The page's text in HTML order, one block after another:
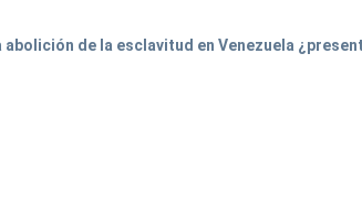
de la esclavitud en Venezuela